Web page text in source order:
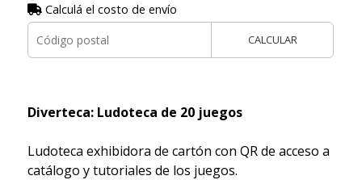
Calculá el costo de envío
CALCULAR
Diverteca: Ludoteca de 20 juegos
Ludoteca exhibidora de cartón con QR de acceso a
catálogo y tutoriales de los juegos.